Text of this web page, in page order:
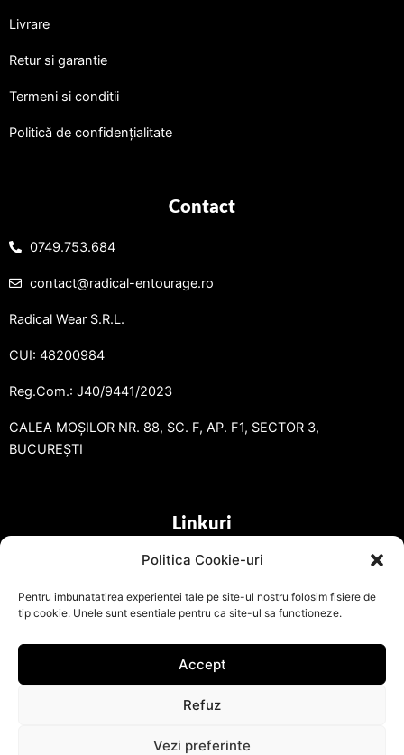
Politica Cookie-uri
Pentru imbunatatirea experientei tale pe site-ul nostru folosim fisiere de
tip cookie. Unele sunt esentiale pentru ca site-ul sa functioneze.
Accept
Refuz
Vezi preferinte
Livrare
Retur si garantie
Termeni si conditii
Politică de confidențialitate
Contact
0749.753.684
contact@radical-entourage.ro
Radical Wear S.R.L.
CUI: 48200984
Reg.Com.: J40/9441/2023
CALEA MOȘILOR NR. 88, SC. F, AP. F1, SECTOR 3,
BUCUREȘTI
Linkuri
©2023. radical-entourage.ro . Realizat de Alex-
design.ro